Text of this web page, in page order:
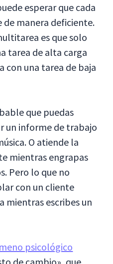
esperar que cada
de manera deficiente.
es que solo
tarea de alta carga
con una tarea de baja
que puedas
un informe de trabajo
O atiende la
mientras engrapas
Pero lo que no
con un cliente
mientras escribes un
psicológico